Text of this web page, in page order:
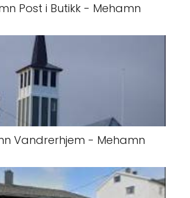
Post i Butikk - Mehamn
Vandrerhjem - Mehamn